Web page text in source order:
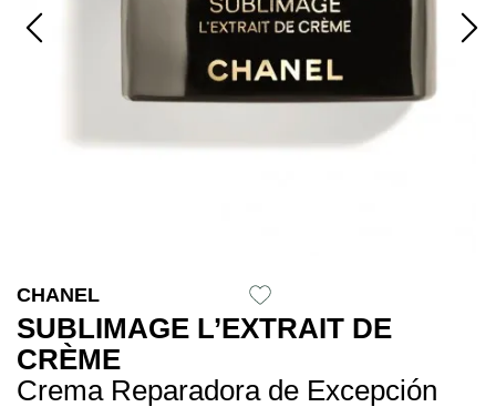
CHANEL
SUBLIMAGE L’EXTRAIT DE
CRÈME
Crema Reparadora de Excepción